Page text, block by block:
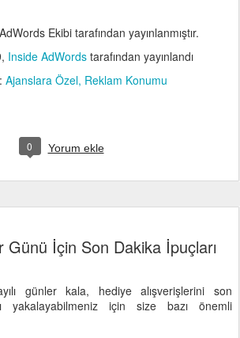
Ekibi tarafından yayınlanmıştır.
, Inside AdWords tarafından yayınlandı
Ajanslara Özel Reklam Konumu
0 Yorum ekle
Günü İçin Son Dakika İpuçları
günler kala, hediye alışverişlerini son
yakalayabilmeniz için size bazı önemli